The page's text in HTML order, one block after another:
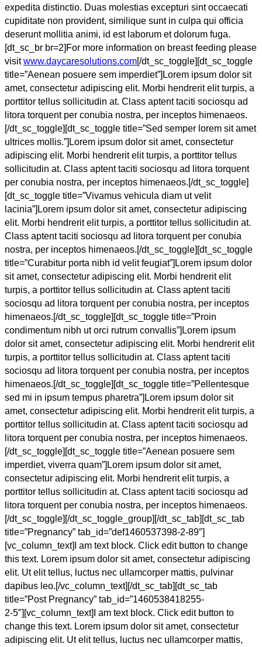
expedita distinctio. Duas molestias excepturi sint occaecati
cupiditate non provident, similique sunt in culpa qui officia
deserunt mollitia animi, id est laborum et dolorum fuga.
[dt_sc_br br=2]For more information on breast feeding please
visitwww.daycaresolutions.com[/dt_sc_toggle][dt_sc_toggle
title=”Aenean posuere sem imperdiet”]Lorem ipsum dolor sit
amet, consectetur adipiscing elit. Morbi hendrerit elit turpis, a
porttitor tellus sollicitudin at. Class aptent taciti sociosqu ad
litora torquent per conubia nostra, per inceptos himenaeos.
[/dt_sc_toggle][dt_sc_toggle title=”Sed semper lorem sit amet
ultrices mollis.”]Lorem ipsum dolor sit amet, consectetur
adipiscing elit. Morbi hendrerit elit turpis, a porttitor tellus
sollicitudin at. Class aptent taciti sociosqu ad litora torquent
per conubia nostra, per inceptos himenaeos.[/dt_sc_toggle]
[dt_sc_toggle title=”Vivamus vehicula diam ut velit
lacinia”]Lorem ipsum dolor sit amet, consectetur adipiscing
elit. Morbi hendrerit elit turpis, a porttitor tellus sollicitudin at.
Class aptent taciti sociosqu ad litora torquent per conubia
nostra, per inceptos himenaeos.[/dt_sc_toggle][dt_sc_toggle
title=”Curabitur porta nibh id velit feugiat”]Lorem ipsum dolor
sit amet, consectetur adipiscing elit. Morbi hendrerit elit
turpis, a porttitor tellus sollicitudin at. Class aptent taciti
sociosqu ad litora torquent per conubia nostra, per inceptos
himenaeos.[/dt_sc_toggle][dt_sc_toggle title=”Proin
condimentum nibh ut orci rutrum convallis”]Lorem ipsum
dolor sit amet, consectetur adipiscing elit. Morbi hendrerit elit
turpis, a porttitor tellus sollicitudin at. Class aptent taciti
sociosqu ad litora torquent per conubia nostra, per inceptos
himenaeos.[/dt_sc_toggle][dt_sc_toggle title=”Pellentesque
sed mi in ipsum tempus pharetra”]Lorem ipsum dolor sit
amet, consectetur adipiscing elit. Morbi hendrerit elit turpis, a
porttitor tellus sollicitudin at. Class aptent taciti sociosqu ad
litora torquent per conubia nostra, per inceptos himenaeos.
[/dt_sc_toggle][dt_sc_toggle title=”Aenean posuere sem
imperdiet, viverra quam”]Lorem ipsum dolor sit amet,
consectetur adipiscing elit. Morbi hendrerit elit turpis, a
porttitor tellus sollicitudin at. Class aptent taciti sociosqu ad
litora torquent per conubia nostra, per inceptos himenaeos.
[/dt_sc_toggle][/dt_sc_toggle_group][/dt_sc_tab][dt_sc_tab
title=”Pregnancy” tab_id=”def1460537398-2-89″]
[vc_column_text]I am text block. Click edit button to change
this text. Lorem ipsum dolor sit amet, consectetur adipiscing
elit. Ut elit tellus, luctus nec ullamcorper mattis, pulvinar
dapibus leo.[/vc_column_text][/dt_sc_tab][dt_sc_tab
title=”Post Pregnancy” tab_id=”1460538418255-
2-5″][vc_column_text]I am text block. Click edit button to
change this text. Lorem ipsum dolor sit amet, consectetur
adipiscing elit. Ut elit tellus, luctus nec ullamcorper mattis,